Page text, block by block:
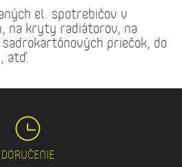
el. spotrebičov v
na kryty radiátorov, na
priečok, do
atď.
DORUČENIE